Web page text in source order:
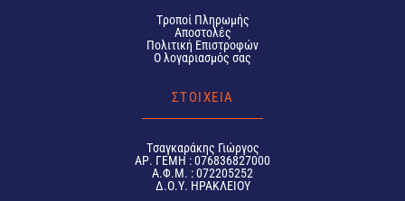
Tροποί Πληρωμής
Αποστολές
Πολιτική Επιστροφών
Ο λογαριασμός σας
ΣΤΟΙΧΕΙΑ
Tσαγκαράκης Γιώργος
ΑΡ. ΓΕΜΗ : 076836827000
Α.Φ.Μ. : 072205252
Δ.Ο.Υ. ΗΡΑΚΛΕΙΟΥ